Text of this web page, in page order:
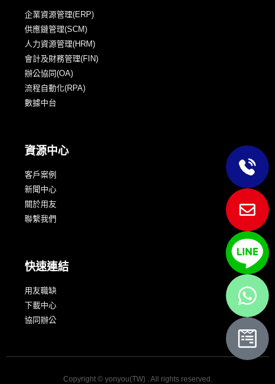
企業資源管理(ERP)
供應鏈管理(SCM)
人力資源管理(HRM)
會計及財務管理(FIN)
辦公協同(OA)
流程自動化(RPA)
數據中台
資源中心
客戶案例
新聞中心
關於用友
聯繫我們
快速連結
用友職缺
下載中心
協同辦公
Copyright © yonyou(TW) . All rights reserved.